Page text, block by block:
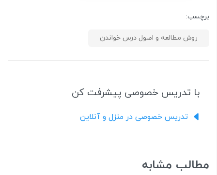
برچسب:
روش مطالعه و اصول درس خواندن
با تدریس خصوصی پیشرفت کن
تدریس خصوصی در منزل و آنلاین
مطالب مشابه